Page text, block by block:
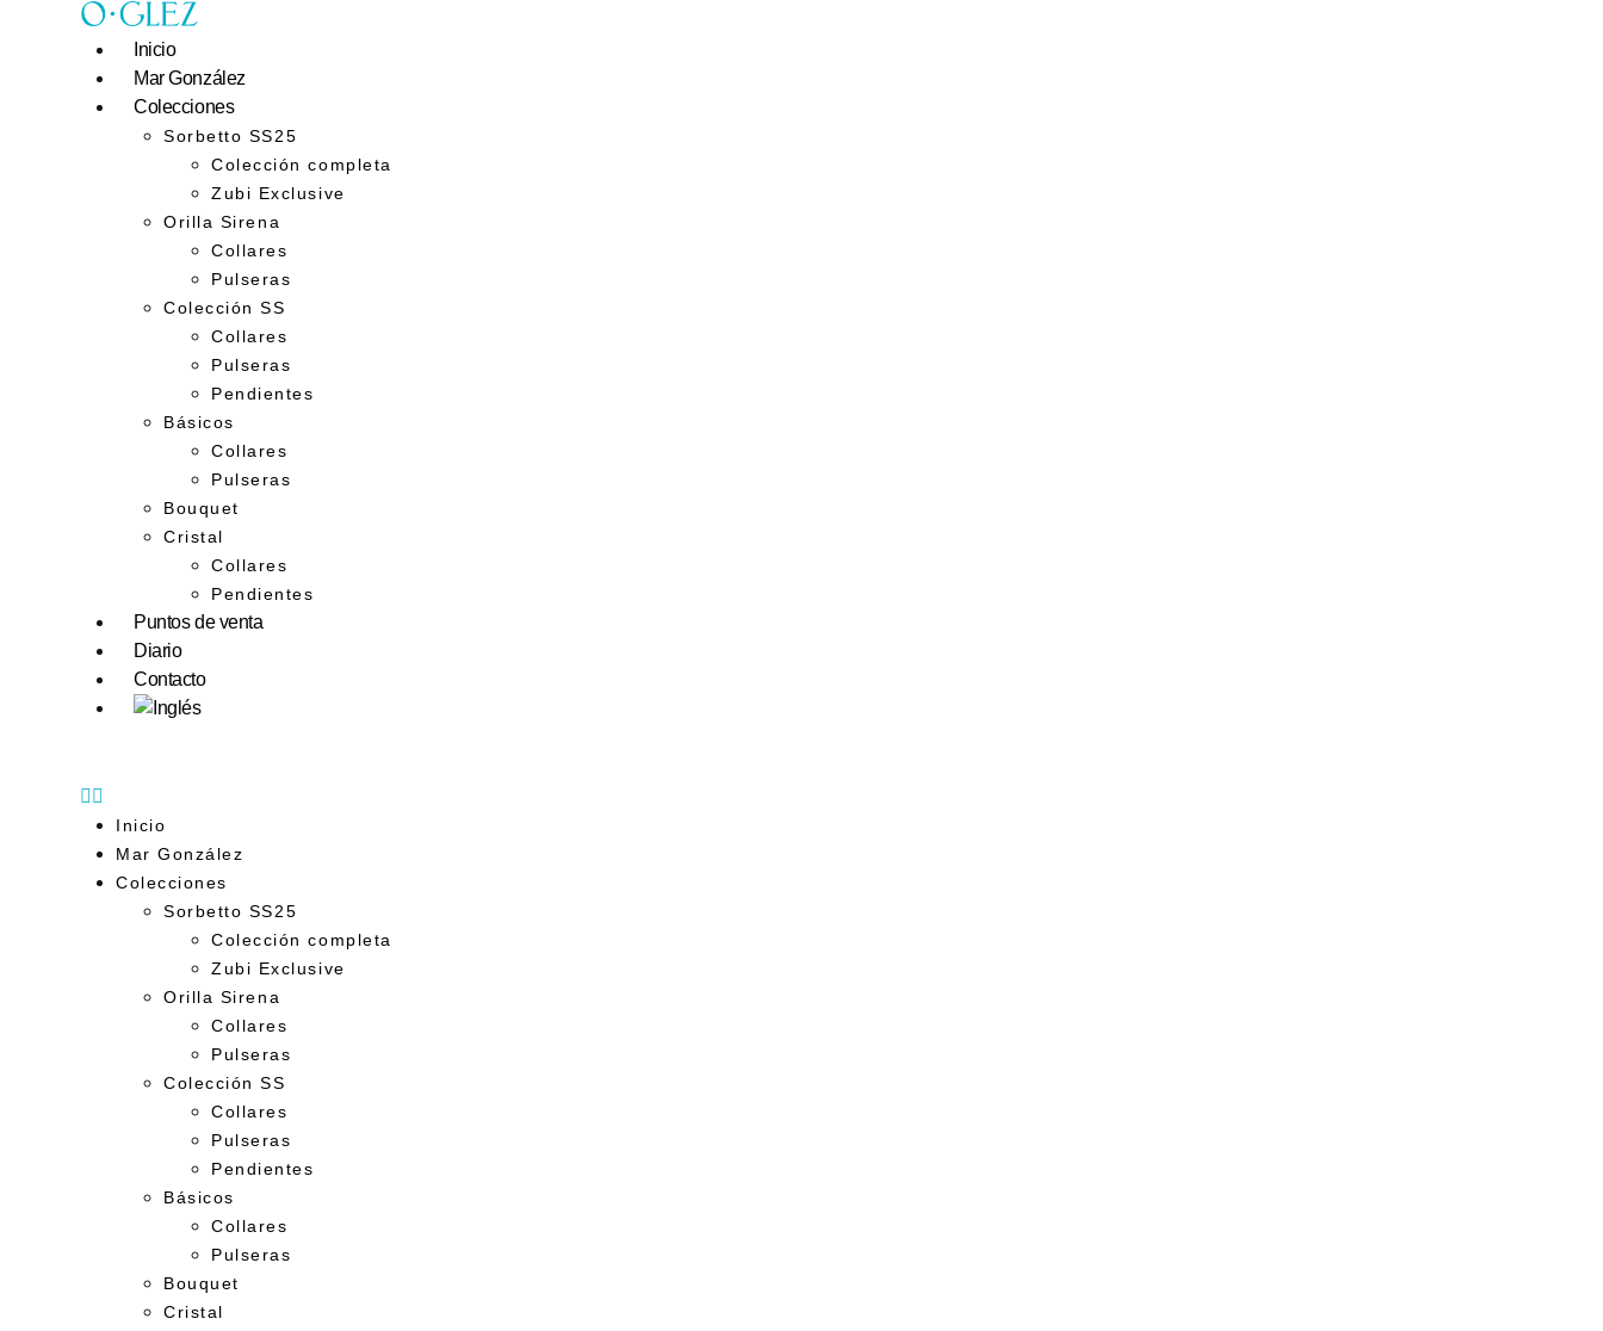
Inicio
Mar González
Colecciones
Sorbetto SS25
Colección completa
Zubi Exclusive
Orilla Sirena
Collares
Pulseras
Colección SS
Collares
Pulseras
Pendientes
Básicos
Collares
Pulseras
Bouquet
Cristal
Collares
Pendientes
Puntos de venta
Diario
Contacto
Inicio
Mar González
Colecciones
Sorbetto SS25
Colección completa
Zubi Exclusive
Orilla Sirena
Collares
Pulseras
Colección SS
Collares
Pulseras
Pendientes
Básicos
Collares
Pulseras
Bouquet
Cristal